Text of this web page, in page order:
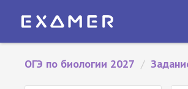
ОГЭ по биологии 2027 /